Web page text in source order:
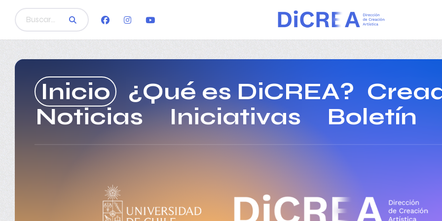
Inicio ¿Qué es DiCREA?
Noticias
Iniciativas Boletín